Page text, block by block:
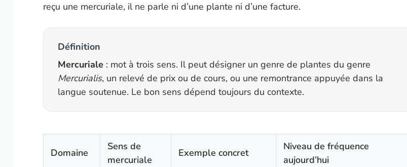
reçu une mercuriale, il ne parle ni d’une plante ni d’une facture.
Définition
Mercuriale : mot à trois sens. Il peut désigner un genre de plantes du genre
Mercurialis, un relevé de prix ou de cours, ou une remontrance appuyée dans la
langue soutenue. Le bon sens dépend toujours du contexte.
Domaine
Sens de
mercuriale
Exemple concret
Niveau de fréquence
aujourd’hui